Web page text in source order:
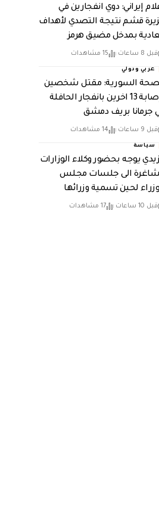
إيراني: دوي انفجارين في
قشم نتيجة التصدي لأهداف
بمدخل مضيق هرمز
قبل 8 ساعات 15 مشاهدات
عربي ودولي
السورية: مقتل شخصين
وإصابة 13 اخرين بانفجار الحافلة
جرمانا بريف دمشق
قبل 9 ساعات 14 مشاهدات
سياسة
يوجه بحضور وكلاء الوزارات
الى جلسات مجلس
لحين تسمية وزرائها
قبل 10 ساعات 17 مشاهدات